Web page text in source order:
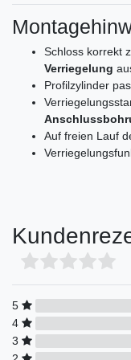
Schloss korrekt
Verriegelung
Profilzylinder
Auf freien Lauf
5
4
3